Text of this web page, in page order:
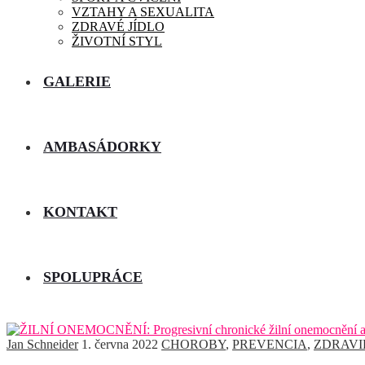
VZTAHY A SEXUALITA
ZDRAVÉ JÍDLO
ŽIVOTNÍ STYL
GALERIE
AMBASÁDORKY
KONTAKT
SPOLUPRÁCE
Jan Schneider 1. června 2022 CHOROBY, PREVENCIA,